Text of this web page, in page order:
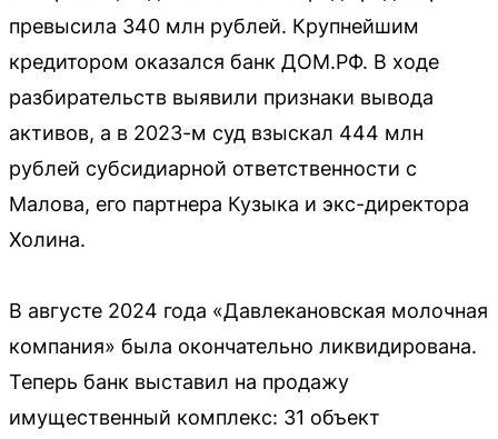
превысила 340 млн рублей. Крупнейшим
кредитором оказался банк ДОМ.РФ. В ходе
разбирательств выявили признаки вывода
активов, а в 2023-м суд взыскал 444 млн
рублей субсидиарной ответственности с
Малова, его партнера Кузыка и экс-директора
Холина.
В августе 2024 года «Давлекановская молочная
компания» была окончательно ликвидирована.
Теперь банк выставил на продажу
имущественный комплекс: 31 объект